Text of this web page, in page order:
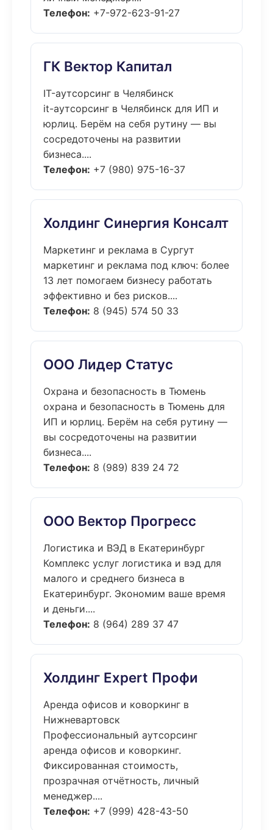
Телефон: +7-972-623-91-27
ГК Вектор Капитал
IT-аутсорсинг в Челябинск
it-аутсорсинг в Челябинск для ИП и
юрлиц. Берём на себя рутину — вы
сосредоточены на развитии
бизнеса....
Телефон: +7 (980) 975-16-37
Холдинг Синергия Консалт
Маркетинг и реклама в Сургут
маркетинг и реклама под ключ: более
13 лет помогаем бизнесу работать
эффективно и без рисков....
Телефон: 8 (945) 574 50 33
ООО Лидер Статус
Охрана и безопасность в Тюмень
охрана и безопасность в Тюмень для
ИП и юрлиц. Берём на себя рутину —
вы сосредоточены на развитии
бизнеса....
Телефон: 8 (989) 839 24 72
ООО Вектор Прогресс
Логистика и ВЭД в Екатеринбург
Комплекс услуг логистика и вэд для
малого и среднего бизнеса в
Екатеринбург. Экономим ваше время
и деньги....
Телефон: 8 (964) 289 37 47
Холдинг Expert Профи
Аренда офисов и коворкинг в
Нижневартовск
Профессиональный аутсорсинг
аренда офисов и коворкинг.
Фиксированная стоимость,
прозрачная отчётность, личный
менеджер....
Телефон: +7 (999) 428-43-50